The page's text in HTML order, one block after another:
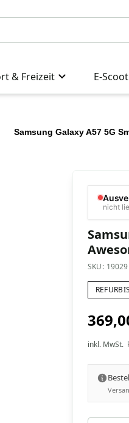
& Freizeit E-
Samsung Galaxy A57 5G
nicht
SKU: 19029
inkl. MwSt.